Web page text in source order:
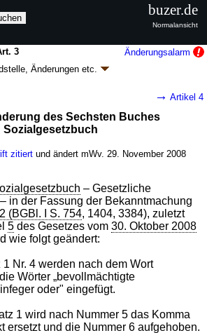
3
Änderungsalarm
Änderungen etc.
(SchfNG
2242(Nr. 54); zuletzt geändert durch
643
/ Entwurf / Begründung |
→ Artikel 4
des Sechsten Buches
Sozialgesetzbuch
zitiert und ändert mWv. 29. November 2008
– Gesetzliche
in der Fassung der Bekanntmachung
(BGBl. I S. 754, 1404, 3384), zuletzt
5 des Gesetzes vom30. Oktober 2008
wie folgt geändert:
1 Nr. 4 werden nach dem Wort
Wörter „bevollmächtigte
oder" eingefügt.
1 wird nach Nummer 5 das Komma
ersetzt und die Nummer 6 aufgehoben.
buzer.de
Normalansicht